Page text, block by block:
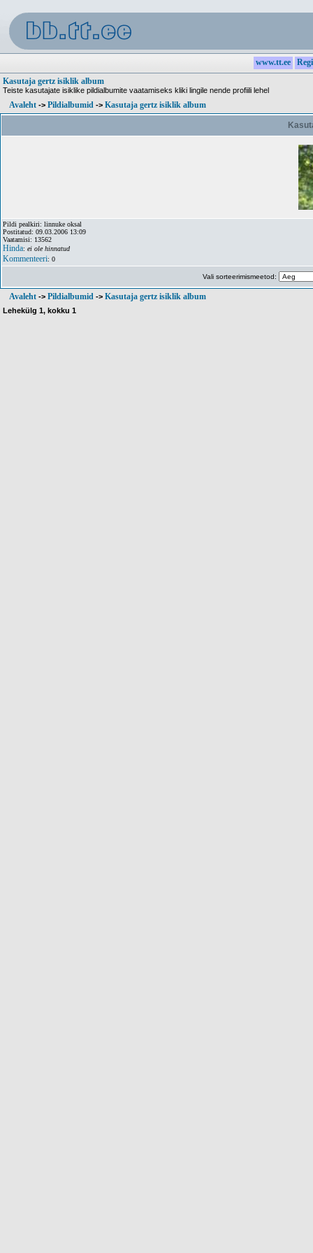
www.tt.ee
Kasutaja gertz isiklik album
Teiste kasutajate isiklike pildialbumite vaatamiseks kliki lingile nende profiili lehel
Avaleht -> Pildialbumid -> Kasutaja gertz isiklik album
Pildi pealkiri: linnuke oksal
Postitatud: 09.03.2006 13:09
Vaatamisi: 13562
Hinda: ei ole hinnatud
Kommenteeri: 0
Vali sorteerimismeetod:
Avaleht -> Pildialbumid -> Kasutaja gertz isiklik album
Lehekülg 1, kokku 1